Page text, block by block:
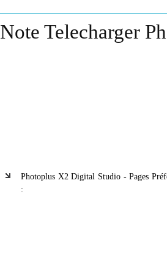
Note Telecharger
Photoplus X2 Digital Studio - Pages
: